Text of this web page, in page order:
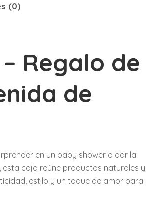
(0)
Regalo de
de
en un baby shower o dar la
esta caja reúne productos naturales y
estilo y un toque de amor para